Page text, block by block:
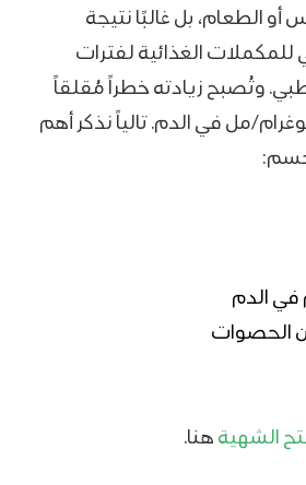
الطعام، بل غالبًا نتيجة
للمكملات الغذائية لفترات
وتُصبح زيادته خطراً مُقلقاً
يتجاوز 150 نانوغرام/مل في الدم. تالياً نذكر أهم
في الدم
الحصوات
الشهية هنا.